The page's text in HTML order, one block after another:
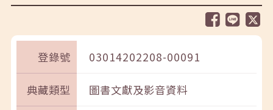
登錄號 03014202208-00091
典藏類型 圖書文獻及影音資料